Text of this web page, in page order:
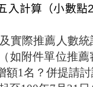
入計算（小數點2
實際推薦人數
如附件單位推
1名？併提請討